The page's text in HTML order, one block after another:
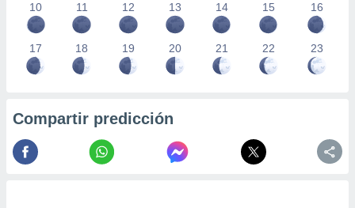
10
11 12 13 14 15 16
17 18 19 20 21 22 23
Compartir predicción